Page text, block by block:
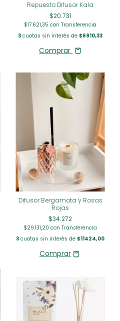
Repuesto Difusor Kala
$20.731
$17.621,35 con Transferencia
3 cuotas sin interés de $6910,33
Comprar
Difusor Bergamota y Rosas
Rojas
$34.272
$29.131,20 con Transferencia
3 cuotas sin interés de $11424,00